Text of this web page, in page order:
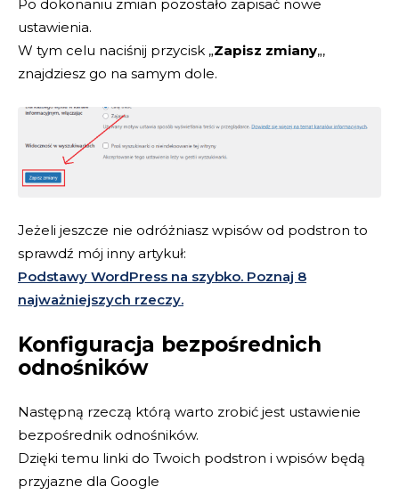
Po dokonaniu zmian pozostało zapisać nowe
ustawienia.
W tym celu naciśnij przycisk „Zapisz zmiany„,
znajdziesz go na samym dole.
Jeżeli jeszcze nie odróżniasz wpisów od podstron to
sprawdź mój inny artykuł:
Podstawy WordPress na szybko. Poznaj 8
najważniejszych rzeczy.
Konfiguracja bezpośrednich
odnośników
Następną rzeczą którą warto zrobić jest ustawienie
bezpośrednik odnośników.
Dzięki temu linki do Twoich podstron i wpisów będą
przyjazne dla Google